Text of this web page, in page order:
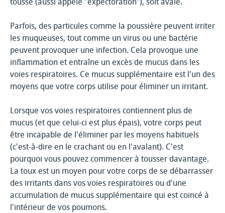
Parfois, des particules comme la poussière peuvent irriter
les muqueuses, tout comme un virus ou une bactérie
peuvent provoquer une infection. Cela provoque une
inflammation et entraîne un excès de mucus dans les
voies respiratoires. Ce mucus supplémentaire est l'un des
moyens que votre corps utilise pour éliminer un irritant.
Lorsque vos voies respiratoires contiennent plus de
mucus (et que celui-ci est plus épais), votre corps peut
être incapable de l'éliminer par les moyens habituels
(c'est-à-dire en le crachant ou en l'avalant). C'est
pourquoi vous pouvez commencer à tousser davantage.
La toux est un moyen pour votre corps de se débarrasser
des irritants dans vos voies respiratoires ou d'une
accumulation de mucus supplémentaire qui est coincé à
l'intérieur de vos poumons.